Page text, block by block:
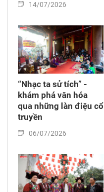
14/07/2026
“Nhạc ta sử tích” -
khám phá văn hóa
qua những làn điệu cổ
truyền
06/07/2026